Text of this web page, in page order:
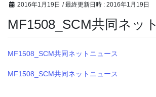
2016年1月19日 / 最終更新日時 : 2016年1月19日
MF1508_SCM共同ネッ
MF1508_SCM共同ネットニュース
MF1508_SCM共同ネットニュース